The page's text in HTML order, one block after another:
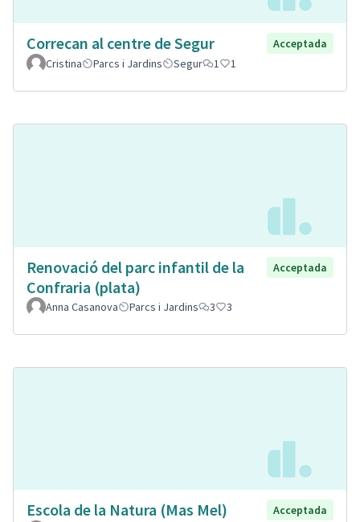
Correcan al centre de Segur
Acceptada
Cristina
Parcs i Jardins Segur 1 1
Renovació del parc infantil de la
Confraria (plata)
Acceptada
Anna Casanova Parcs i Jardins 3 3
Escola de la Natura (Mas Mel)
Acceptada